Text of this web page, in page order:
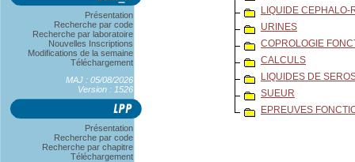
Présentation
Recherche par code
Recherche par laboratoire
Nouvelles Inscriptions
Modifications de la semaine
Téléchargement
MAJ : 05/08/2026
Version : 1526
Présentation
Recherche par code
Recherche par chapitre
Téléchargement
LIQUIDE CEPHALO-
URINES
COPROLOGIE
CALCULS
LIQUIDES DE
SUEUR
EPREUVES